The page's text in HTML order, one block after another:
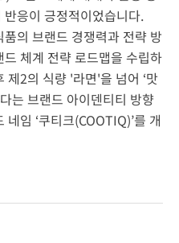
응이 긍정적이었습니다.
의 브랜드 경쟁력과 전략 방
체계 전략 로드맵을 수립하
제2의 식량 '라면'을 넘어 ‘맛
는 브랜드 아이덴티티 방향
임 ‘쿠티크(COOTIQ)’를 개